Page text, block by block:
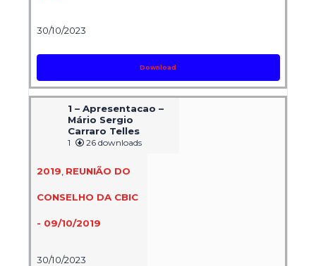
30/10/2023
Download
1 – Apresentacao –
Mário Sergio
Carraro Telles
1 26 downloads
2019 REUNIÃO DO
CONSELHO DA CBIC
- 09/10/2019
30/10/2023